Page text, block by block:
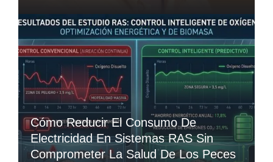
Cómo Reducir El Consumo De
Electricidad En Sistemas RAS Sin
Comprometer La Salud De Los Peces